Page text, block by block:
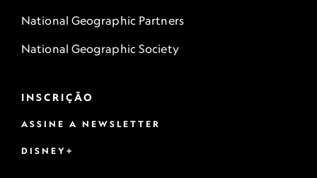
National Geographic Partners
National Geographic Society
INSCRIÇÃO
ASSINE A NEWSLETTER
DISNEY+